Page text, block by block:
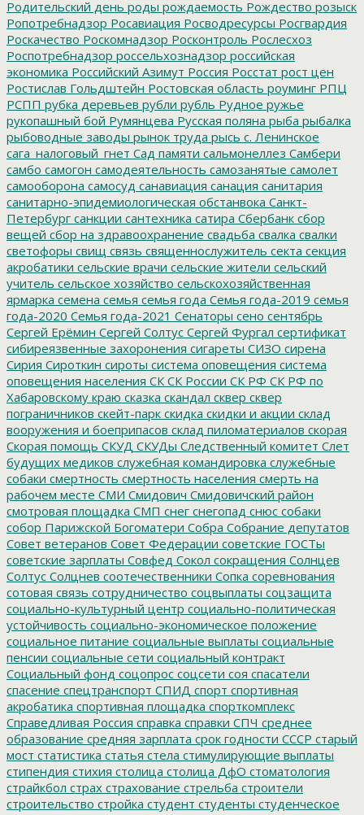
Родительский день роды рождаемость Рождество розыск
Ропотребнадзор Росавиация Росводресурсы Росгвардия
Роскачество Роскомнадзор Росконтроль Рослесхоз
Роспотребнадзор россельхознадзор российская
экономика Российский Азимут Россия Росстат рост цен
Ростислав Гольдштейн Ростовская область роуминг РПЦ
РСПП рубка деревьев рубли рубль Рудное ружье
рукопашный бой Румянцева Русская поляна рыба рыбалка
рыбоводные заводы рынок труда рысь с. Ленинское
сага_налоговый_гнет Сад памяти сальмонеллез Самбери
самбо самогон самодеятельность самозанятые самолет
самооборона самосуд санавиация санация санитария
санитарно-эпидемиологическая обстанвока Санкт-
Петербург санкции сантехника сатира Сбербанк сбор
вещей сбор на здравоохранение свадьба свалка свалки
светофоры свищ связь священнослужитель секта секция
акробатики сельские врачи сельские жители сельский
учитель сельское хозяйство сельскохозяйственная
ярмарка семена семья семья года Семья года-2019 семья
года-2020 Семья года-2021 Сенаторы сено сентябрь
Сергей Ерёмин Сергей Солтус Сергей Фургал сертификат
сибиреязвенные захоронения сигареты СИЗО сирена
Сирия Сироткин сироты система оповещения система
оповещения населения СК СК России СК РФ СК РФ по
Хабаровскому краю сказка скандал сквер сквер
пограничников скейт-парк скидка скидки и акции склад
вооружения и боеприпасов склад пиломатериалов скорая
Скорая помощь СКУД СКУДы Следственный комитет Слет
будущих медиков служебная командировка служебные
собаки смертность смертность населения смерть на
рабочем месте СМИ Смидович Смидовичский район
смотровая площадка СМП снег снегопад снюс собаки
собор Парижской Богоматери Собра Собрание депутатов
Совет ветеранов Совет Федерации советские ГОСТы
советские зарплаты Совфед Сокол сокращения Солнцев
Солтус Солцнев соотечественники Сопка соревнования
сотовая связь сотрудничество соцвыплаты соцзащита
социально-культурный центр социально-политическая
устойчивость социально-экономическое положение
социальное питание социальные выплаты социальные
пенсии социальные сети социальный контракт
Социальный фонд соцопрос соцсети соя спасатели
спасение спецтранспорт СПИД спорт спортивная
акробатика спортивная площадка спорткомплекс
Справедливая Россия справка справки СПЧ среднее
образование средняя зарплата срок годности СССР старый
мост статистика статья стела стимулирующие выплаты
стипендия стихия столица столица ДфО стоматология
страйкбол страх страхование стрельба строители
строительство стройка студент студенты студенческое